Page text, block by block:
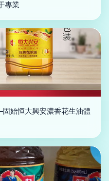
專業
始恒大興安濃香花生油體